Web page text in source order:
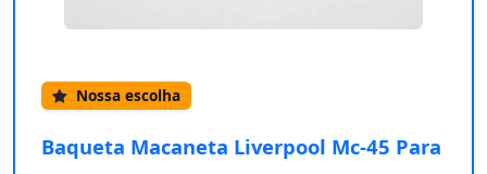
Nossa escolha
Baqueta Macaneta Liverpool Mc-45 Para